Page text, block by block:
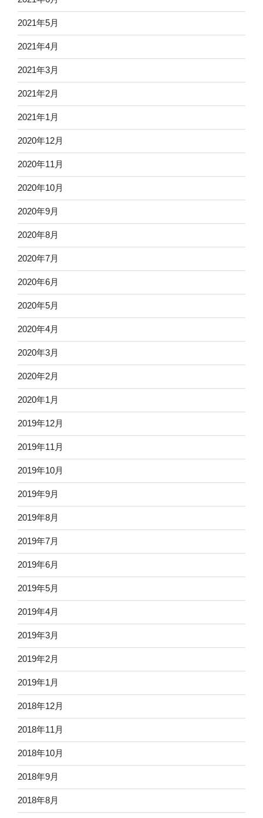
2021年5月
2021年4月
2021年3月
2021年2月
2021年1月
2020年12月
2020年11月
2020年10月
2020年9月
2020年8月
2020年7月
2020年6月
2020年5月
2020年4月
2020年3月
2020年2月
2020年1月
2019年12月
2019年11月
2019年10月
2019年9月
2019年8月
2019年7月
2019年6月
2019年5月
2019年4月
2019年3月
2019年2月
2019年1月
2018年12月
2018年11月
2018年10月
2018年9月
2018年8月